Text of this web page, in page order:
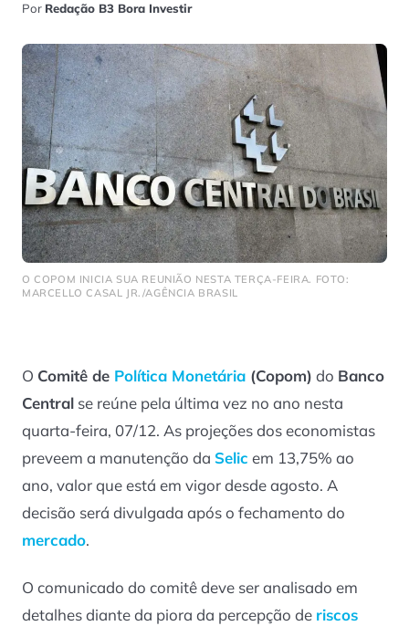
Por Redação B3 Bora Investir
O COPOM INICIA SUA REUNIÃO NESTA TERÇA-FEIRA. FOTO:
MARCELLO CASAL JR./AGÊNCIA BRASIL
O Comitê de Política Monetária (Copom) do Banco
Central se reúne pela última vez no ano nesta
quarta-feira, 07/12. As projeções dos economistas
preveem a manutenção da Selic em 13,75% ao
ano, valor que está em vigor desde agosto. A
decisão será divulgada após o fechamento do
mercado.
O comunicado do comitê deve ser analisado em
detalhes diante da piora da percepção de riscos